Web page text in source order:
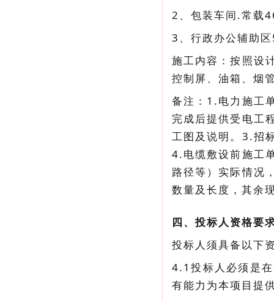
2、包装车间.常载
3、行政办公辅助
施工内容：按照设
控制屏、油箱、烟
备注：1.电力施工
完成后提供受电工
工图及说明。3.招
4.电缆敷设前施工
路径等）实际情况
数量及长度，其余
四、投标人资格要
投标人须具备以下
4.1投标人必须是
有能力为本项目提